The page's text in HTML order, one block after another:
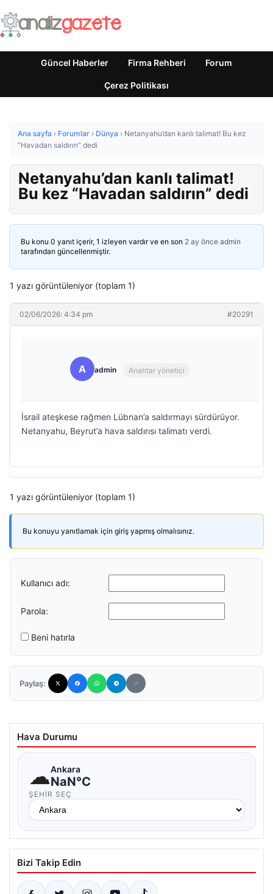
Güncel Haberler Firma Rehberi Forum
Çerez Politikası
Ana sayfa › Forumlar › Dünya › Netanyahu’dan kanlı talimat! Bu kez
“Havadan saldırın” dedi
Netanyahu’dan kanlı talimat!
Bu kez “Havadan saldırın” dedi
Bu konu 0 yanıt içerir, 1 izleyen vardır ve en son 2 ay önce admin
tarafından güncellenmiştir.
1 yazı görüntüleniyor (toplam 1)
02/06/2026: 4:34 pm #20291
A admin Anahtar yönetici
İsrail ateşkese rağmen Lübnan’a saldırmayı sürdürüyor.
Netanyahu, Beyrut’a hava saldırısı talimatı verdi.
1 yazı görüntüleniyor (toplam 1)
Bu konuyu yanıtlamak için giriş yapmış olmalısınız.
Kullanıcı adı:
Parola:
Beni hatırla
Paylaş:
Hava Durumu
☁Ankara
NaN°C
ŞEHIR SEÇ
Bizi Takip Edin